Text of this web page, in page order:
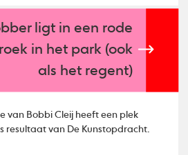
ligt in een rode
in het park (ook
als het regent)
van Bobbi Cleij heeft een plek
resultaat van De Kunstopdracht.